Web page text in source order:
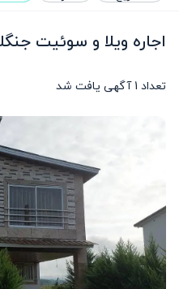
اجاره ویلا و سوئیت
تعداد 1آگهی یافت شد